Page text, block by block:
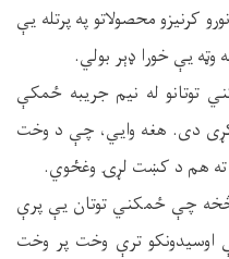
کرنیزو محصولاتو په پرتله یې
یې خورا ډېر بولي.
له نیم جریبه ځمکې
لاسه کړی دی. هغه وایي، چې د وخت
ته هم د کښت لړۍ وغځوي.
چې ځمکني توتان یې پرې
اوسیدونکو ترې وخت پر وخت